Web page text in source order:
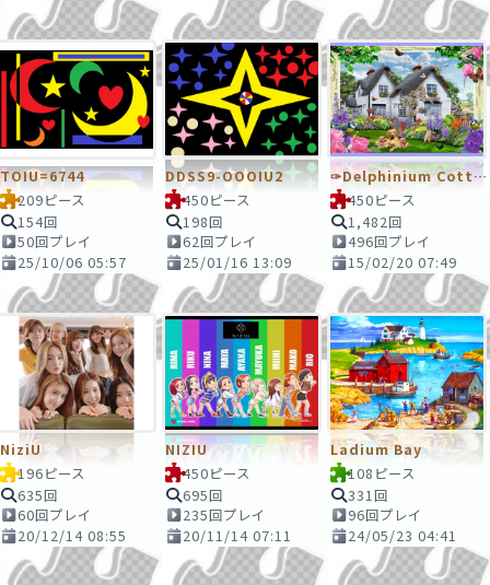
TOIU=6744
209ピース
154回
50回プレイ
25/10/06 05:57
DDSS9-OOOIU2
450ピース
198回
62回プレイ
25/01/16 13:09
✑Delphinium Cottage
450ピース
1,482回
496回プレイ
15/02/20 07:49
NiziU
196ピース
635回
60回プレイ
20/12/14 08:55
NIZIU
450ピース
695回
235回プレイ
20/11/14 07:11
Ladium Bay
108ピース
331回
96回プレイ
24/05/23 04:41